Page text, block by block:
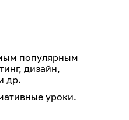
популярным
дизайн,
др.
уроки.